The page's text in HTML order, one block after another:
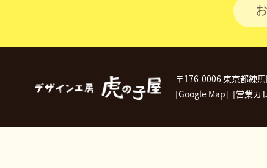
〒176-0006 東京都練
[Google Map] [営業カ